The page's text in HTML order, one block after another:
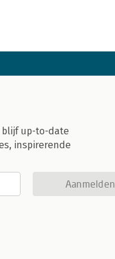
blijf up-to-date
inspirerende
Aanmelden